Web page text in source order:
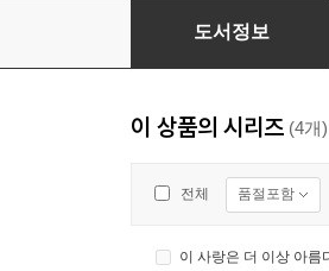
이 사랑은 더 이상 아름
도서정보
이 상품의 시리즈 (4개)
전체 품절포함
이 사랑은 더 이상 아름